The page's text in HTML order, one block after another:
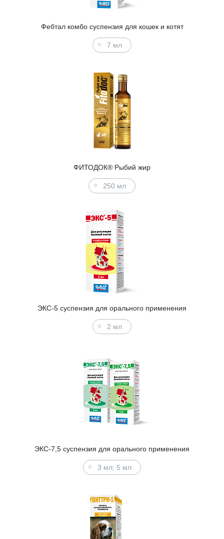
Фебтал комбо суспензия для кошек и котят
7 мл
ФИТОДОК® Рыбий жир
250 мл
ЭКС-5 суспензия для орального применения
2 мл
ЭКС-7,5 суспензия для орального применения
3 мл; 5 мл